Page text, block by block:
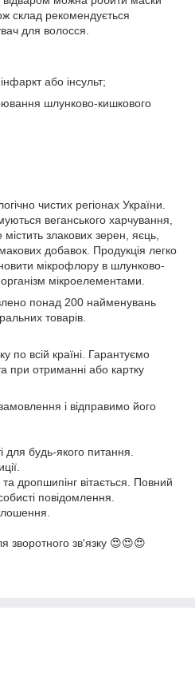
склад рекомендується
для волосся.
або інсульт;
шлунково-кишкового
чистих регіонах України.
веганського харчування,
злакових зерен, яєць,
добавок. Продукція легко
мікрофлору в шлунково-
мікроелементами.
понад 200 найменувань
товарів.
по всій країні. Гарантуємо
при отриманні або картку
і відправимо його
для будь-якого питання.
дропшипінг вітається. Повний
повідомлення.
зворотного зв'язку 😍😍😍